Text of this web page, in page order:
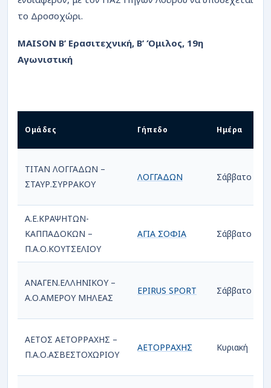
το Δροσοχώρι.
MAISON Β’ Ερασιτεχνική, Β’ Όμιλος, 19η
Αγωνιστική
Ομάδες Γήπεδο Ημέρα
ΤΙΤΑΝ ΛΟΓΓΑΔΩΝ –
ΣΤΑΥΡ.ΣΥΡΡΑΚΟΥ
ΛΟΓΓΑΔΩΝ Σάββατο
Α.Ε.ΚΡΑΨΗΤΩΝ-
ΚΑΠΠΑΔΟΚΩΝ –
Π.Α.Ο.ΚΟΥΤΣΕΛΙΟΥ
ΑΓΙΑ ΣΟΦΙΑ Σάββατο
ΑΝΑΓΕΝ.ΕΛΛΗΝΙΚΟΥ –
Α.Ο.ΑΜΕΡΟΥ ΜΗΛΕΑΣ
EPIRUS SPORT Σάββατο
ΑΕΤΟΣ ΑΕΤΟΡΡΑΧΗΣ –
Π.Α.Ο.ΑΣΒΕΣΤΟΧΩΡΙΟΥ
ΑΕΤΟΡΡΑΧΗΣ Κυριακή